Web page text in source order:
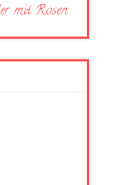
mit Rosen